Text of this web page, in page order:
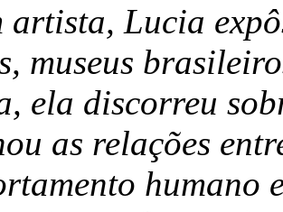
artista, Lucia
museus
ela discorreu
as relações
humano